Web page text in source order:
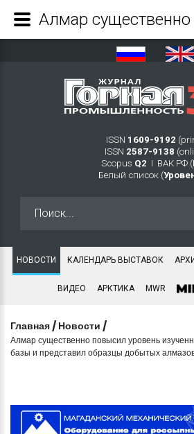
ISSN 1609-9192
ISSN 2587-9138
Scopus Q2 Ι ВАК РФ (
Белый список (
НОВОСТИ КАЛЕНДАРЬ ВЫСТАВОК
ВИДЕО АРКТИКА MWR
Главная / Новости /
Алмар существенно повысил уровень
базы и представил образцы добытых